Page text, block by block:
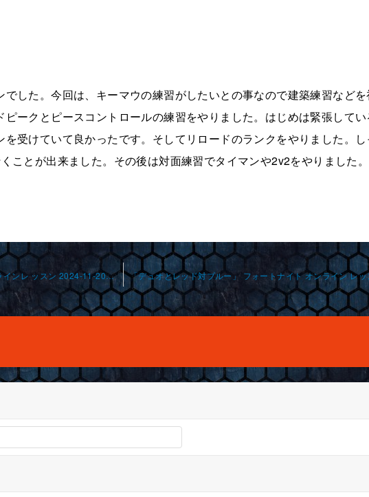
した。今回は、キーマウの練習がしたいとの事なので建築練習などを
ークとピースコントロールの練習をやりました。はじめは緊張してい
受けていて良かったです。そしてリロードのランクをやりました。
ことが出来ました。その後は対面練習でタイマンや2v2をやりました
「乱闘とタイマン」 フォ ートナイト オンラインレ ッスン 2024-11-20-no0011-0032